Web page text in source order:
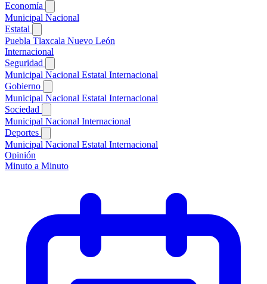
Economía
Municipal Nacional
Estatal
Puebla Tlaxcala Nuevo León
Internacional
Seguridad
Municipal Nacional Estatal Internacional
Gobierno
Municipal Nacional Estatal Internacional
Sociedad
Municipal Nacional Internacional
Deportes
Municipal Nacional Estatal Internacional
Opinión
Minuto a Minuto